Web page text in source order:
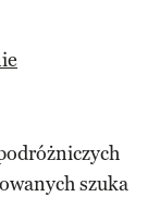
szuka